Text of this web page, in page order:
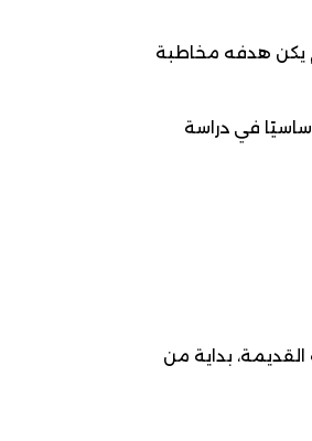
يكن هدفه مخاطبة
في دراسة
بداية من